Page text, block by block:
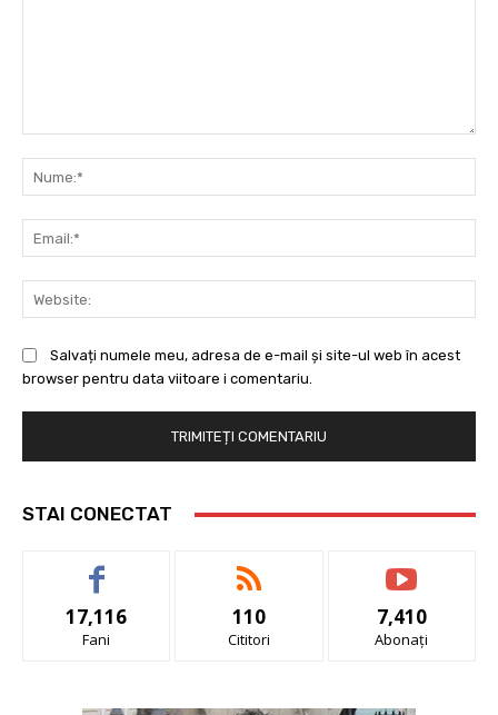
Salvați numele meu, adresa de e-mail și site-ul web în acest
browser pentru data viitoare i comentariu.
STAI CONECTAT
17,116
Fani
110
Cititori
7,410
Abonați